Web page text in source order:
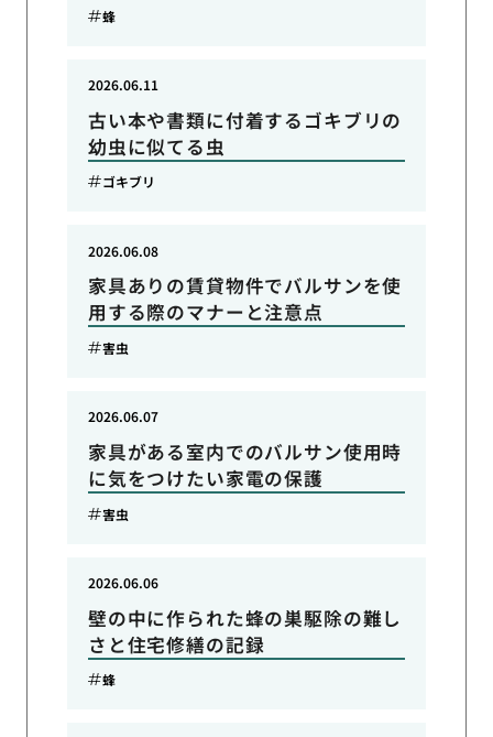
蜂
古い本や書類に付着するゴキブリの
幼虫に似てる虫
2026.06.11
ゴキブリ
家具ありの賃貸物件でバルサンを使
用する際のマナーと注意点
2026.06.08
害虫
家具がある室内でのバルサン使用時
に気をつけたい家電の保護
2026.06.07
害虫
壁の中に作られた蜂の巣駆除の難し
さと住宅修繕の記録
2026.06.06
蜂